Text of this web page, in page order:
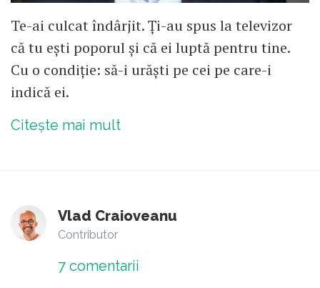
Te-ai culcat îndârjit. Ți-au spus la televizor
că tu ești poporul și că ei luptă pentru tine.
Cu o condiție: să-i urăști pe cei pe care-i
indică ei.
Citește mai mult
Vlad Craioveanu
Contributor
7 comentarii